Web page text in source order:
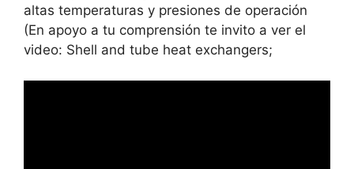
altas temperaturas y presiones de operación
(En apoyo a tu comprensión te invito a ver el
video: Shell and tube heat exchangers;